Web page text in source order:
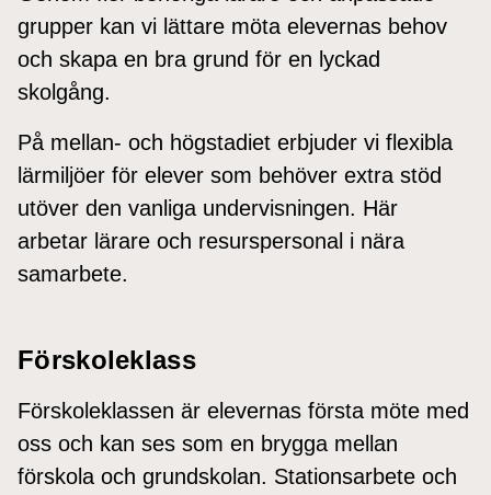
grupper kan vi lättare möta elevernas behov
och skapa en bra grund för en lyckad
skolgång.
På mellan- och högstadiet erbjuder vi flexibla
lärmiljöer för elever som behöver extra stöd
utöver den vanliga undervisningen. Här
arbetar lärare och resurspersonal i nära
samarbete.
Förskoleklass
Förskoleklassen är elevernas första möte med
oss och kan ses som en brygga mellan
förskola och grundskolan. Stationsarbete och